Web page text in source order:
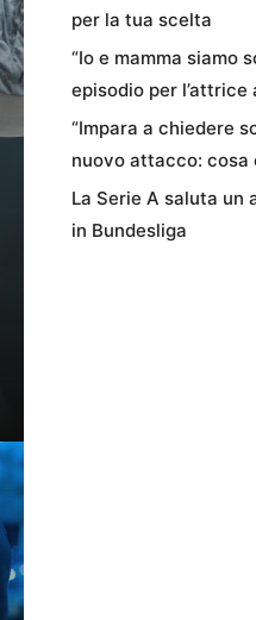
per la tua scelta
“Io e mamma siamo
episodio per l’attrice
“Impara a chiedere
nuovo attacco: cosa
La Serie A saluta
in Bundesliga